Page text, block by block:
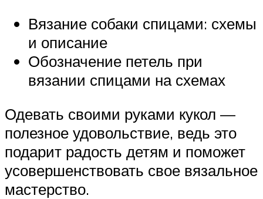
Вязание собаки спицами: схемы
и описание
Обозначение петель при
вязании спицами на схемах
Одевать своими руками кукол —
полезное удовольствие, ведь это
подарит радость детям и поможет
усовершенствовать свое вязальное
мастерство.